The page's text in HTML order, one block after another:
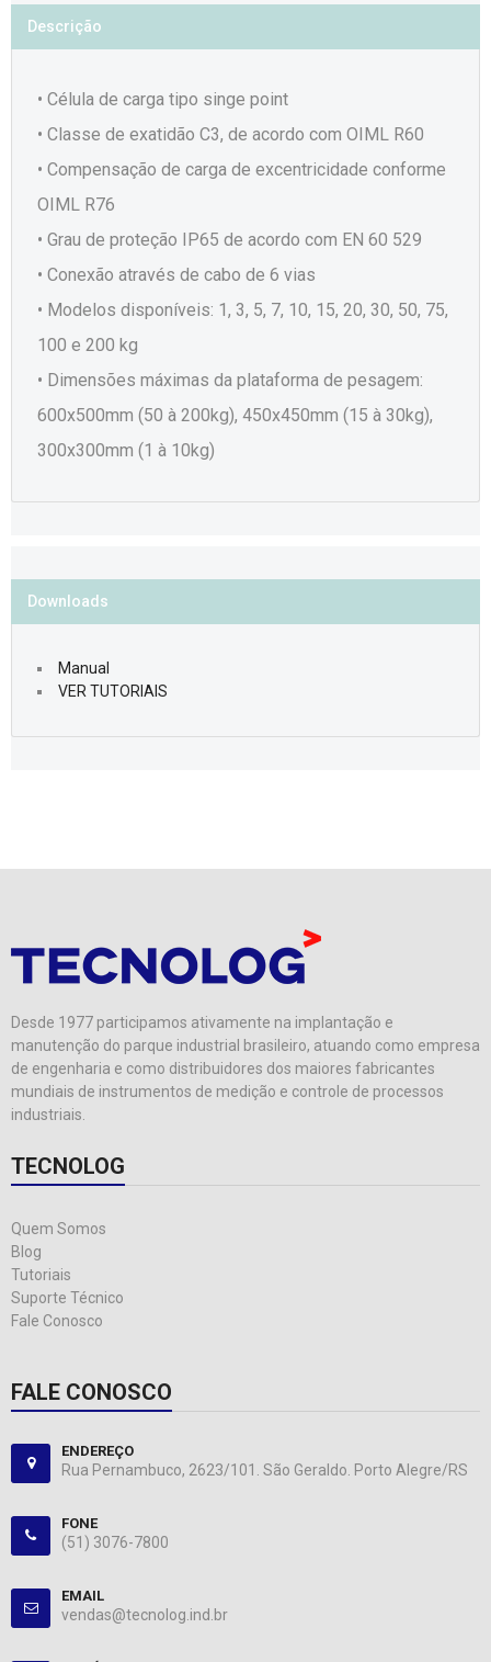
Descrição
• Célula de carga tipo singe point
• Classe de exatidão C3, de acordo com OIML R60
• Compensação de carga de excentricidade conforme
OIML R76
• Grau de proteção IP65 de acordo com EN 60 529
• Conexão através de cabo de 6 vias
• Modelos disponíveis: 1, 3, 5, 7, 10, 15, 20, 30, 50, 75,
100 e 200 kg
• Dimensões máximas da plataforma de pesagem:
600x500mm (50 à 200kg), 450x450mm (15 à 30kg),
300x300mm (1 à 10kg)
Downloads
Manual
VER TUTORIAIS
Desde 1977 participamos ativamente na implantação e
manutenção do parque industrial brasileiro, atuando como empresa
de engenharia e como distribuidores dos maiores fabricantes
mundiais de instrumentos de medição e controle de processos
industriais.
TECNOLOG
Quem Somos
Blog
Tutoriais
Suporte Técnico
Fale Conosco
FALE CONOSCO
ENDEREÇO
Rua Pernambuco, 2623/101. São Geraldo. Porto Alegre/RS
FONE
(51) 3076-7800
EMAIL
vendas@tecnolog.ind.br